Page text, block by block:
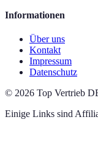
Informationen
Über uns
Kontakt
Impressum
Datenschutz
© 2026 Top Vertrieb
Einige Links sind